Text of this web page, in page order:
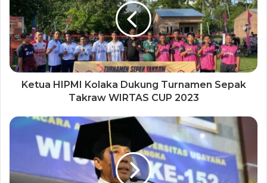
Ketua HIPMI Kolaka Dukung Turnamen Sepak
Takraw WIRTAS CUP 2023